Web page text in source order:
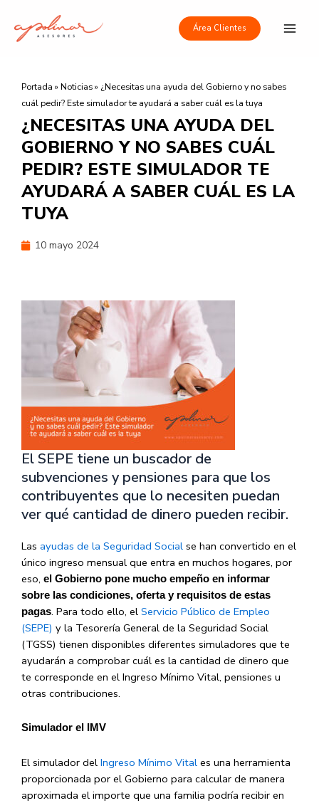
contenido
Área Clientes
Portada » Noticias» ¿Necesitas una ayuda del Gobierno y no sabes
cuál pedir? Este simulador te ayudará a saber cuál es la tuya
¿NECESITAS UNA AYUDA DEL
GOBIERNO Y NO SABES CUÁL
PEDIR? ESTE SIMULADOR TE
AYUDARÁ A SABER CUÁL ES LA
TUYA
10 mayo 2024
El SEPE tiene un buscador de
subvenciones y pensiones para que los
contribuyentes que lo necesiten puedan
ver qué cantidad de dinero pueden recibir.
Las ayudas de la Seguridad Social se han convertido en el
único ingreso mensual que entra en muchos hogares, por
eso, el Gobierno pone mucho empeño en informar
sobre las condiciones, oferta y requisitos de estas
pagas. Para todo ello, el Servicio Público de Empleo
(SEPE) y la Tesorería General de la Seguridad Social
(TGSS) tienen disponibles diferentes simuladores que te
ayudarán a comprobar cuál es la cantidad de dinero que
te corresponde en el Ingreso Mínimo Vital, pensiones u
otras contribuciones.
Simulador el IMV
El simulador del Ingreso Mínimo Vital es una herramienta
proporcionada por el Gobierno para calcular de manera
aproximada el importe que una familia podría recibir en